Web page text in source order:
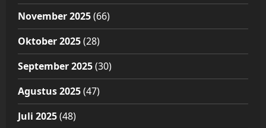
November 2025(66)
Oktober 2025(28)
September 2025(30)
Agustus 2025(47)
Juli 2025(48)